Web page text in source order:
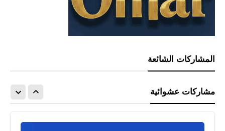
المشاركات الشائعة
مشاركات عشوائية